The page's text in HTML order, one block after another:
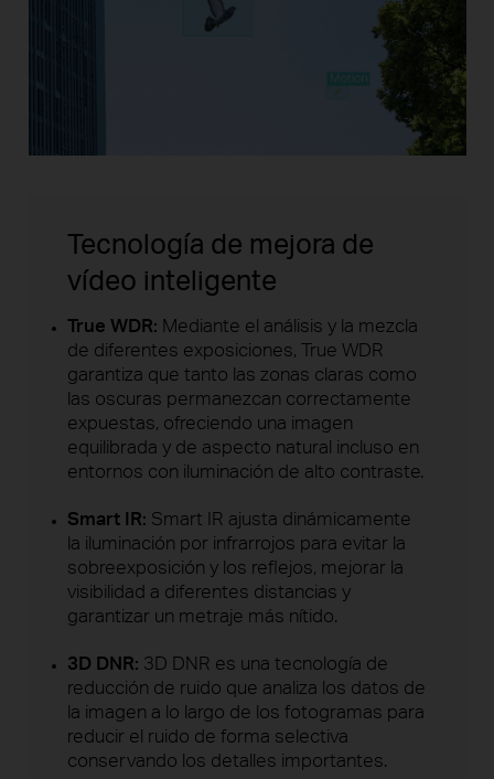
Tecnología de mejora de
vídeo inteligente
True WDR: Mediante el análisis y la mezcla
de diferentes exposiciones, True WDR
garantiza que tanto las zonas claras como
las oscuras permanezcan correctamente
expuestas, ofreciendo una imagen
equilibrada y de aspecto natural incluso en
entornos con iluminación de alto contraste.
Smart IR: Smart IR ajusta dinámicamente
la iluminación por infrarrojos para evitar la
sobreexposición y los reflejos, mejorar la
visibilidad a diferentes distancias y
garantizar un metraje más nítido.
3D DNR: 3D DNR es una tecnología de
reducción de ruido que analiza los datos de
la imagen a lo largo de los fotogramas para
reducir el ruido de forma selectiva
conservando los detalles importantes.